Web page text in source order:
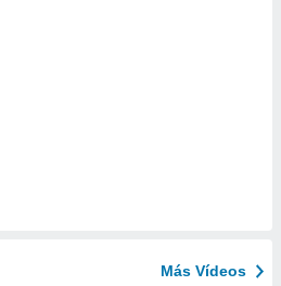
Más Vídeos